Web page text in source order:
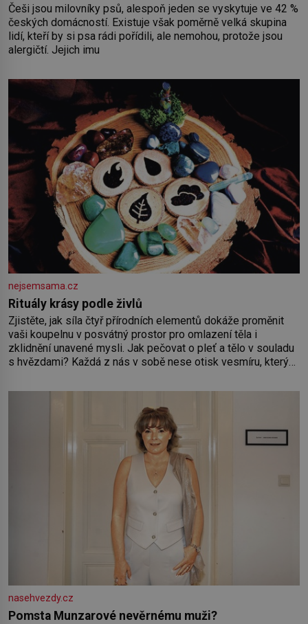
Češi jsou milovníky psů, alespoň jeden se vyskytuje ve 42 %
českých domácností. Existuje však poměrně velká skupina
lidí, kteří by si psa rádi pořídili, ale nemohou, protože jsou
alergičtí. Jejich imu
nejsemsama.cz
Rituály krásy podle živlů
Zjistěte, jak síla čtyř přírodních elementů dokáže proměnit
vaši koupelnu v posvátný prostor pro omlazení těla i
zklidnění unavené mysli. Jak pečovat o pleť a tělo v souladu
s hvězdami? Každá z nás v sobě nese otisk vesmíru, který
pokožky. Ohnivá znamení Ženy narozené ve znamení Berana,
nasehvezdy.cz
Pomsta Munzarové nevěrnému muži?